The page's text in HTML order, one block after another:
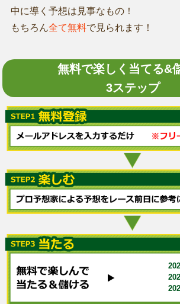
中に導く予想は見事なもの！
もちろん全て無料で見られます！
無料で楽しく当てる&
3ステップ